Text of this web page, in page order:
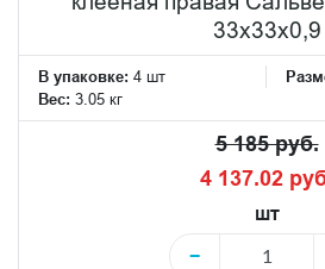
33x33x0,9
В упаковке: 4 шт
Вес: 3.05 кг
5 185 руб.
4 137.02
шт
−